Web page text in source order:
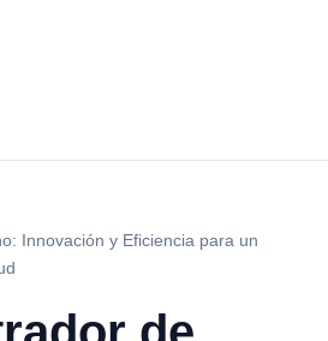
Innovación y Eficiencia para un